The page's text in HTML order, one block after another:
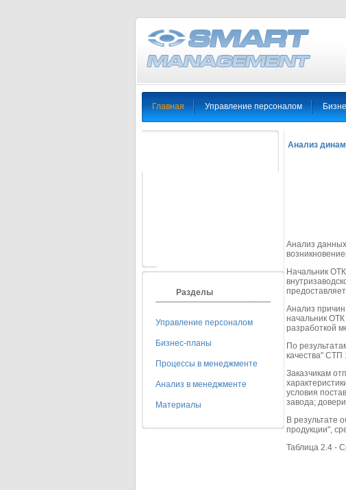
Главная Управление персоналом
Анализ
Анализ
Начальник
Анализ
начальник
разработкой
По
качества"
Заказчикам
условия
завода;
В результате
продукции",
Таблица 2.4 -
Разделы
Управление персоналом
Бизнес-планы
Процессы в менеджменте
Анализ в менеджменте
Материалы